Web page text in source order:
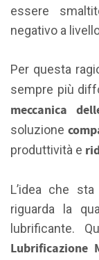
essere
negativo a
Per questa
sempre più
meccanica
soluzione
produttività e
L’idea che
riguarda la
lubrificante.
Lubrificazione